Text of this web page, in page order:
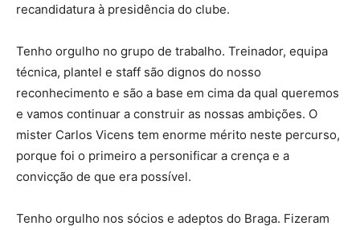
recandidatura à presidência do clube.
Tenho orgulho no grupo de trabalho. Treinador, equipa
técnica, plantel e staff são dignos do nosso
reconhecimento e são a base em cima da qual queremos
e vamos continuar a construir as nossas ambições. O
mister Carlos Vicens tem enorme mérito neste percurso,
porque foi o primeiro a personificar a crença e a
convicção de que era possível.
Tenho orgulho nos sócios e adeptos do Braga. Fizeram